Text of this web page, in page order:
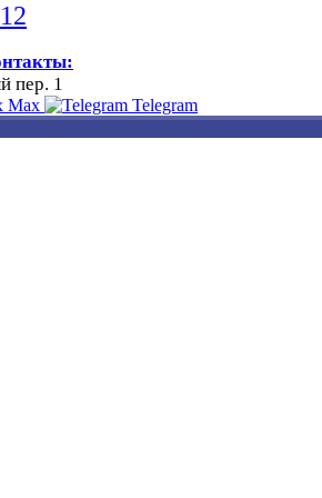
пер. 1
Max Telegram